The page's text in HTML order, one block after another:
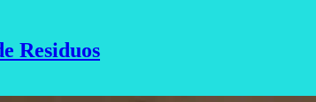
Residuos